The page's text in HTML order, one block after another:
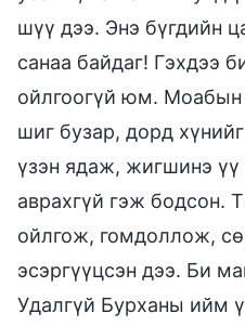
шүү дээ. Энэ бүгдийн
санаа байдаг! Гэхдээ
ойлгоогүй юм. Моабын
шиг бузар, дорд
үзэн ядаж, жигшинэ үү
аврахгүй гэж бодсон.
ойлгож, гомдоллож,
эсэргүүцсэн дээ. Би
Удалгүй Бурханы ийм